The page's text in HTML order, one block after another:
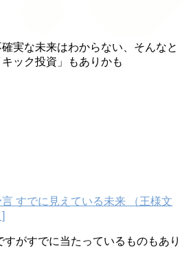
実な未来はわからない、そんなと
ック投資」もありかも
すでに見えている未来 （王様文
がすでに当たっているものもあり